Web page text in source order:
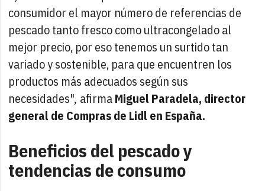
consumidor el mayor número de referencias de
pescado tanto fresco como ultracongelado al
mejor precio, por eso tenemos un surtido tan
variado y sostenible, para que encuentren los
productos más adecuados según sus
necesidades", afirmaMiguel Paradela, director
general de Compras de Lidl en España.
Beneficios del pescado y
tendencias de consumo